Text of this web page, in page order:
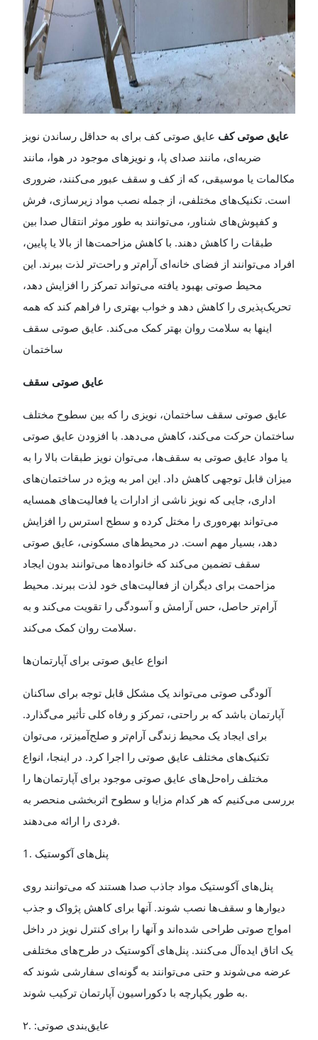
عایق صوتی کف عایق صوتی کف برای به حداقل رساندن نویز
ضربه‌ای، مانند صدای پا، و نویزهای موجود در هوا، مانند
مکالمات یا موسیقی، که از کف و سقف عبور می‌کنند، ضروری
است. تکنیک‌های مختلفی، از جمله نصب مواد زیرسازی، فرش
و کفپوش‌های شناور، می‌توانند به طور موثر انتقال صدا بین
طبقات را کاهش دهند. با کاهش مزاحمت‌ها از بالا یا پایین،
افراد می‌توانند از فضای خانه‌ای آرام‌تر و راحت‌تر لذت ببرند. این
محیط صوتی بهبود یافته می‌تواند تمرکز را افزایش دهد،
تحریک‌پذیری را کاهش دهد و خواب بهتری را فراهم کند که همه
اینها به سلامت روان بهتر کمک می‌کند. عایق صوتی سقف
ساختمان
عایق صوتی سقف
عایق صوتی سقف ساختمان، نویزی را که بین سطوح مختلف
ساختمان حرکت می‌کند، کاهش می‌دهد. با افزودن عایق صوتی
یا مواد عایق صوتی به سقف‌ها، می‌توان نویز طبقات بالا را به
میزان قابل توجهی کاهش داد. این امر به ویژه در ساختمان‌های
اداری، جایی که نویز ناشی از ادارات یا فعالیت‌های همسایه
می‌تواند بهره‌وری را مختل کرده و سطح استرس را افزایش
دهد، بسیار مهم است. در محیط‌های مسکونی، عایق صوتی
سقف تضمین می‌کند که خانواده‌ها می‌توانند بدون ایجاد
مزاحمت برای دیگران از فعالیت‌های خود لذت ببرند. محیط
آرام‌تر حاصل، حس آرامش و آسودگی را تقویت می‌کند و به
سلامت روان کمک می‌کند.
انواع عایق صوتی برای آپارتمان‌ها
آلودگی صوتی می‌تواند یک مشکل قابل توجه برای ساکنان
آپارتمان باشد که بر راحتی، تمرکز و رفاه کلی تأثیر می‌گذارد.
برای ایجاد یک محیط زندگی آرام‌تر و صلح‌آمیزتر، می‌توان
تکنیک‌های مختلف عایق صوتی را اجرا کرد. در اینجا، انواع
مختلف راه‌حل‌های عایق صوتی موجود برای آپارتمان‌ها را
بررسی می‌کنیم که هر کدام مزایا و سطوح اثربخشی منحصر به
فردی را ارائه می‌دهند.
1. پنل‌های آکوستیک
پنل‌های آکوستیک مواد جاذب صدا هستند که می‌توانند روی
دیوارها و سقف‌ها نصب شوند. آنها برای کاهش پژواک و جذب
امواج صوتی طراحی شده‌اند و آنها را برای کنترل نویز در داخل
یک اتاق ایده‌آل می‌کنند. پنل‌های آکوستیک در طرح‌های مختلفی
عرضه می‌شوند و حتی می‌توانند به گونه‌ای سفارشی شوند که
به طور یکپارچه با دکوراسیون آپارتمان ترکیب شوند.
۲. عایق‌بندی صوتی: